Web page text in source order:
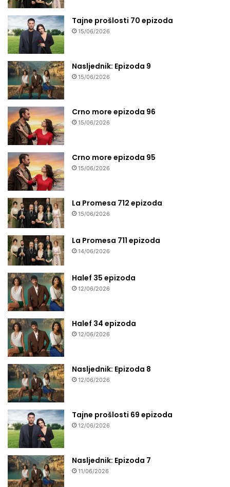
Tajne prošlosti 70 epizoda
15/06/2026
Nasljednik: Epizoda 9
15/06/2026
Crno more epizoda 96
15/06/2026
Crno more epizoda 95
15/06/2026
La Promesa 712 epizoda
15/06/2026
La Promesa 711 epizoda
14/06/2026
Halef 35 epizoda
12/06/2026
Halef 34 epizoda
12/06/2026
Nasljednik: Epizoda 8
12/06/2026
Tajne prošlosti 69 epizoda
12/06/2026
Nasljednik: Epizoda 7
11/06/2026